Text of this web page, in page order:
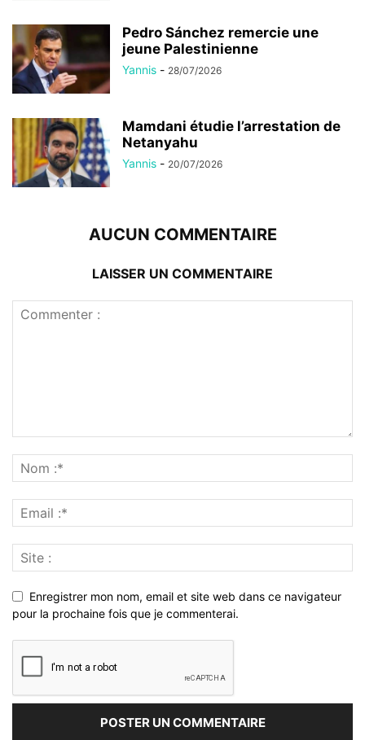
Pedro Sánchez remercie une
jeune Palestinienne
Yannis - 28/07/2026
Mamdani étudie l’arrestation de
Netanyahu
Yannis - 20/07/2026
AUCUN COMMENTAIRE
LAISSER UN COMMENTAIRE
Enregistrer mon nom, email et site web dans ce navigateur
pour la prochaine fois que je commenterai.